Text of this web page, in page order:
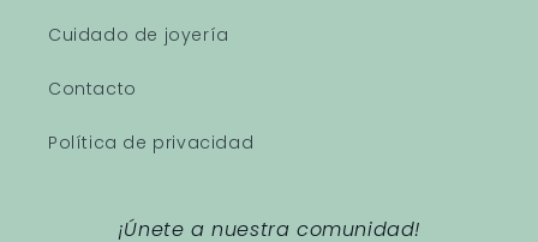
Cuidado de joyería
Contacto
Política de privacidad
¡Únete a nuestra comunidad!